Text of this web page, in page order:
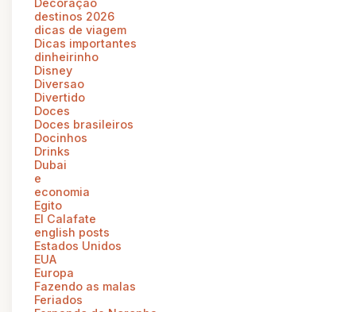
destinos 2026
dicas de viagem
Dicas importantes
dinheirinho
Disney
Diversao
Divertido
Doces
Doces brasileiros
Docinhos
Drinks
Dubai
e
economia
Egito
El Calafate
english posts
Estados Unidos
EUA
Europa
Fazendo as malas
Feriados